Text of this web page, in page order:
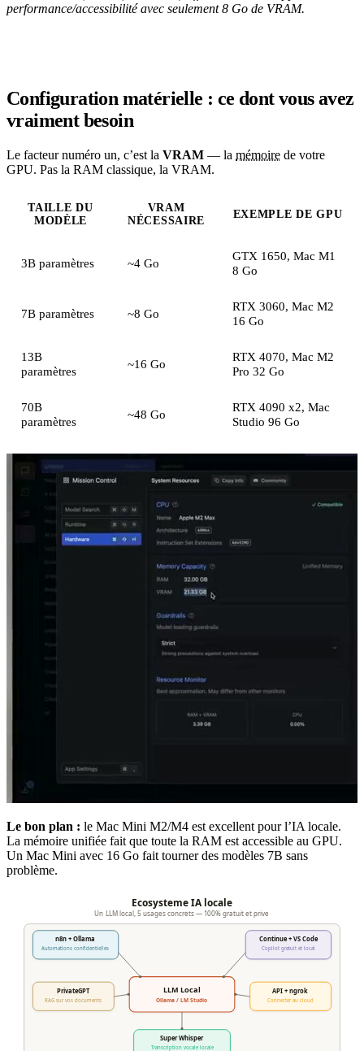
performance/accessibilité avec seulement 8 Go de VRAM.
Configuration matérielle : ce dont vous avez
vraiment besoin
Le facteur numéro un, c’est la VRAM — la mémoire de votre
GPU. Pas la RAM classique, la VRAM.
TAILLE DU
MODÈLE
VRAM
NÉCESSAIRE
EXEMPLE DE GPU
3B paramètres ~4 Go
GTX 1650, Mac M1
8 Go
7B paramètres ~8 Go
RTX 3060, Mac M2
16 Go
13B
paramètres
~16 Go
RTX 4070, Mac M2
Pro 32 Go
70B
paramètres
~48 Go
RTX 4090 x2, Mac
Studio 96 Go
Le bon plan : le Mac Mini M2/M4 est excellent pour l’IA locale.
La mémoire unifiée fait que toute la RAM est accessible au GPU.
Un Mac Mini avec 16 Go fait tourner des modèles 7B sans
problème.